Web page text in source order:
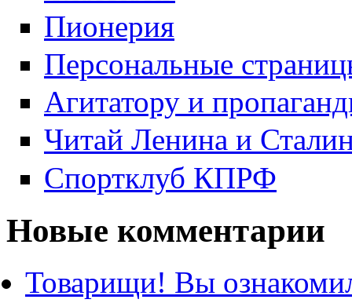
Пионерия
Персональные
Агитатору и
Читай Ленина и
Спортклуб КПРФ
Новые комментарии
Товарищи! Вы